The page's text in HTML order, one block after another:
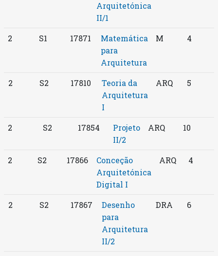
Arquitetónica
II/1
2 S1 17871
Matemática
para
Arquitetura
M 4
2 S2 17810
Teoria da
Arquitetura
I
ARQ 5
2 S2 17854
Projeto
II/2
ARQ 10
2 S2 17866
Conceção
Arquitetónica
Digital I
ARQ 4
2 S2 17867
Desenho
para
Arquitetura
II/2
DRA 6